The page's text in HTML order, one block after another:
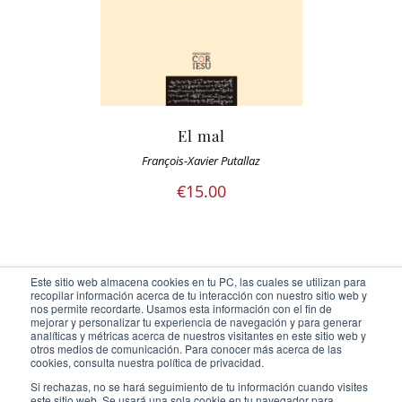
Este sitio web almacena cookies en tu PC, las cuales se utilizan para
recopilar información acerca de tu interacción con nuestro sitio web y
nos permite recordarte. Usamos esta información con el fin de
mejorar y personalizar tu experiencia de navegación y para generar
analíticas y métricas acerca de nuestros visitantes en este sitio web y
otros medios de comunicación. Para conocer más acerca de las
cookies, consulta nuestra política de privacidad.
Si rechazas, no se hará seguimiento de tu información cuando visites
El mal
François-Xavier Putallaz
€15.00
Ediciones Cor Iesu Copyright 2020 |id digital agency
Eliminar cookies